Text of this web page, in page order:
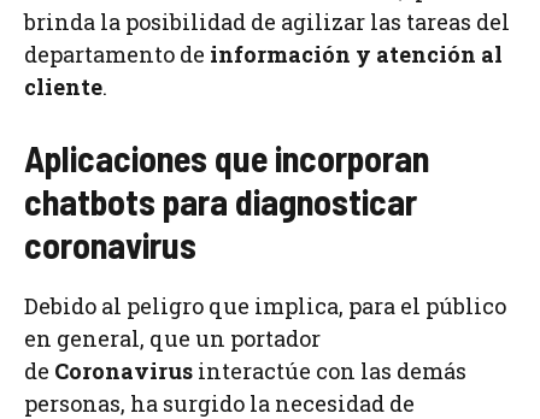
brinda la posibilidad de agilizar las tareas del
departamento de información y atención al
cliente.
Aplicaciones que incorporan
chatbots para diagnosticar
coronavirus
Debido al peligro que implica, para el público
en general, que un portador
de Coronavirus interactúe con las demás
personas, ha surgido la necesidad de